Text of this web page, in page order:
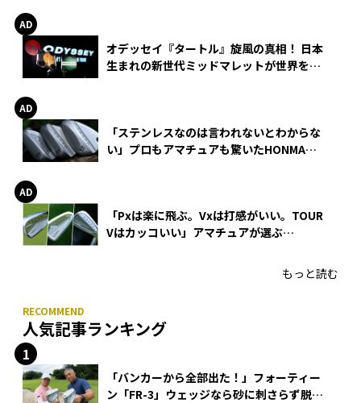
オデッセイ『タートル』旋風の真相！ 日本
生まれの新世代ミッドマレットが世界を席
「ステンレスなのは言われないとわからな
い」プロもアマチュアも驚いたHONMA
「Pxは楽に飛ぶ。Vxは打感がいい。TOUR
Vはカッコいい」アマチュアが選ぶ
もっと読む
人気記事ランキング
「バンカーから全部出た！」フォーティー
ン「FR-3」ウェッジなら砂に刺さらず脱出